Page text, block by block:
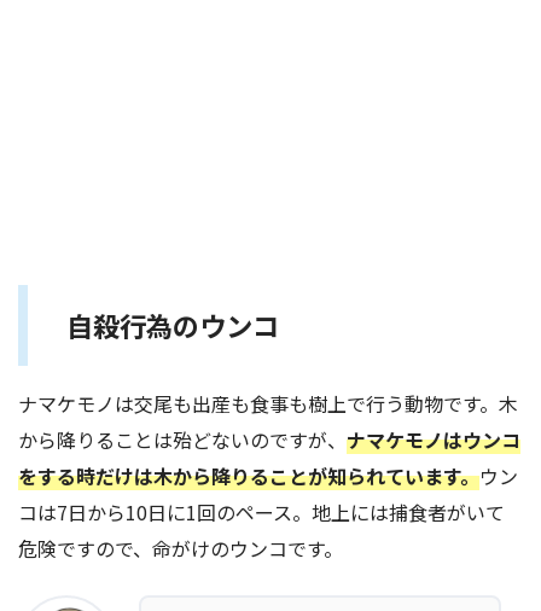
自殺行為のウンコ
ナマケモノは交尾も出産も食事も樹上で行う動物です。木
から降りることは殆どないのですが、 ナマケモノはウンコ
をする時だけは木から降りることが知られています。ウン
コは7日から10日に1回のペース。地上には捕食者がいて
危険ですので、命がけのウンコです。